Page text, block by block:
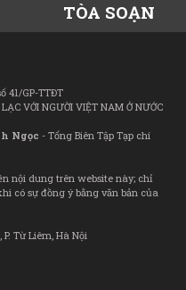
TÒA SOẠN
41/GP-TTĐT
VỚI NGƯỜI VIỆT NAM Ở NƯỚC
Ngọc - Tổng Biên Tập Tạp chí
nội dung trên website này; chỉ
có sự đồng ý bằng văn bản của
P. Từ Liêm, Hà Nội